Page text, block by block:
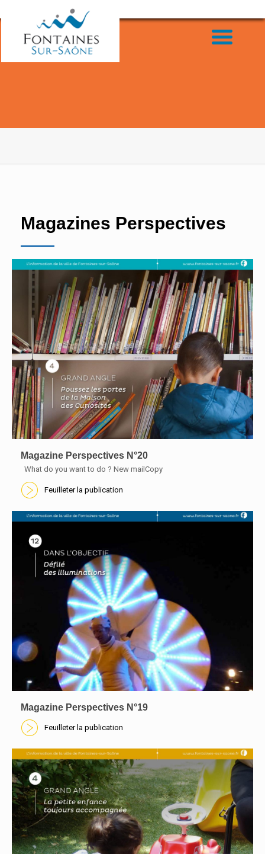
Magazines Perspectives
Magazine Perspectives N°20
What do you want to do ? New mailCopy
Feuilleter la publication
En savoir plus
Magazine Perspectives N°19
Feuilleter la publication